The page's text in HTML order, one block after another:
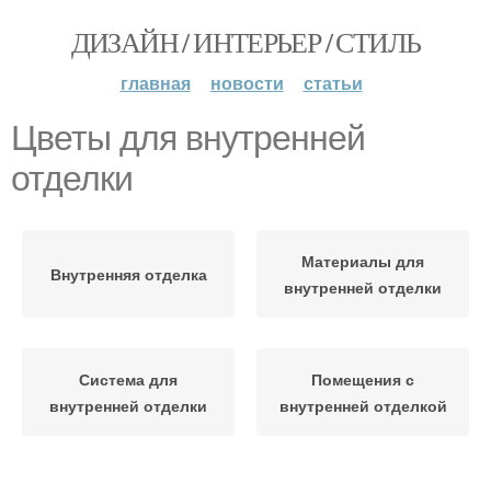
ДИЗАЙН / ИНТЕРЬЕР / СТИЛЬ
главная новости статьи
Цветы для внутренней
отделки
Внутренняя отделка
Материалы для
внутренней отделки
Система для
внутренней отделки
Помещения с
внутренней отделкой